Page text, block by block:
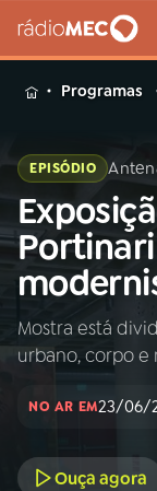
MENU
Buscar
na
Rádio
MEC
Início
INÍCIO
A RÁDIO
Programas
EPISÓDIO
Mostra está
urbano, corpo
NO AR EM23/06/
Ouça agora